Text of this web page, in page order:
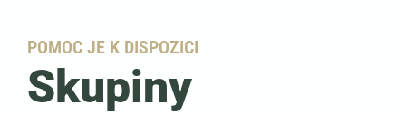
POMOC JE K DISPOZICI
Skupiny